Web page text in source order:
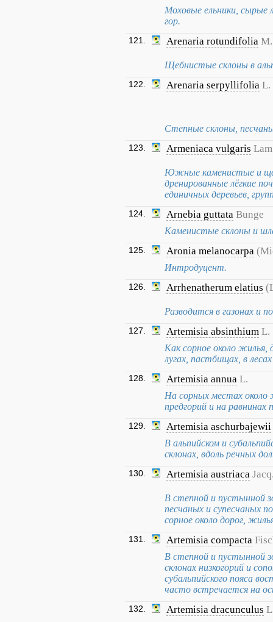
Моховые ельники, сырые
гор.
121. Arenaria rotundifolia
Щебнистые склоны в
122. Arenaria serpyllifolia L.
Степные склоны,
123. Armeniaca vulgaris
Южные каменистые и
дренированные лёгкие
единичных деревьев,
124. Arnebia guttata Bunge
Каменистые склоны и
125. Aronia melanocarpa
Интродуцент.
126. Arrhenatherum elatius
Разводится в газонах и
127. Artemisia absinthium L.
Как сорное около жилья,
лугах, пастбищах, в
128. Artemisia annua L.
На сорных местах около
предгорий и на
129. Artemisia aschurbajewii
В альпийском и
склонах, вдоль речных
130. Artemisia austriaca
В степной и пустынной
песчаных и супесчаных
сорное около дорог,
131. Artemisia compacta
В степной и пустынной
склонах низкогорий и
субальпийского пояса
часто встречается на
132. Artemisia dracunculus